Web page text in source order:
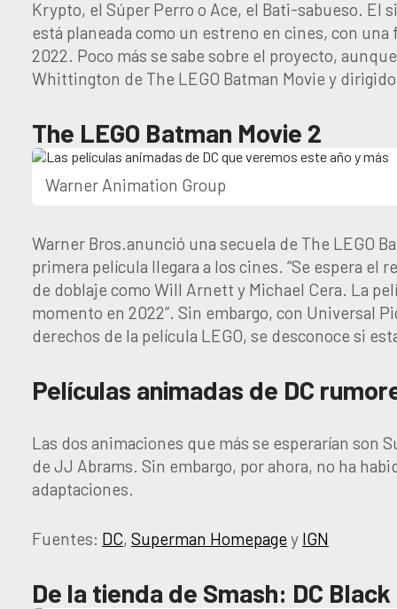
Krypto, el Súper Perro o Ace, el Bati-sabueso. El
está planeada como un estreno en cines, con
2022. Poco más se sabe sobre el proyecto,
Whittington de The LEGO Batman Movie y
The LEGO Batman Movie 2
Warner Animation Group
Warner Bros.anunció una secuela de The LEGO
primera película llegara a los cines. “Se espera
de doblaje como Will Arnett y Michael Cera. La
momento en 2022”. Sin embargo, con Universal
derechos de la película LEGO, se desconoce si
Películas animadas de DC
Las dos animaciones que más se esperarían son
de JJ Abrams. Sin embargo, por ahora, no ha
adaptaciones.
Fuentes: DC, Superman Homepage y IGN
De la tienda de Smash: DC